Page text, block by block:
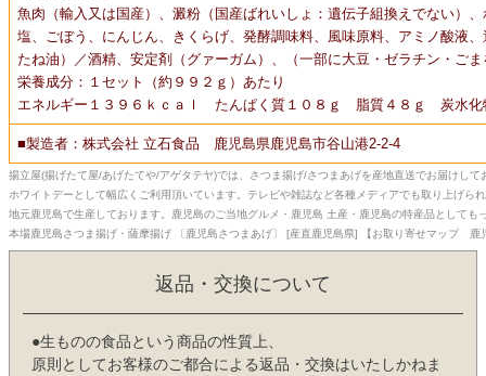
魚肉（輸入又は国産）、澱粉（国産ばれいしょ：遺伝子組換えでない）
塩、ごぼう、にんじん、きくらげ、発酵調味料、風味原料、アミノ酸液
たね油）／酒精、安定剤（グァーガム）、（一部に大豆・ゼラチン・ご
栄養成分：１セット（約９９２ｇ）あたり
エネルギー１３９６ｋｃａｌ たんぱく質１０８ｇ 脂質４８ｇ 炭水
■製造者：株式会社 立石食品 鹿児島県鹿児島市谷山港2-2-4
揚立屋(揚げたて屋/あげたてや/アゲタテヤ)では、さつま揚げ/さつまあげを産地直送でお届けし
ホワイトデーとして幅広くご利用頂いています。テレビや雑誌など各種メディアでも取り上げら
地元鹿児島で生産しております。鹿児島のご当地グルメ・鹿児島 土産・鹿児島の特産品として
本場鹿児島さつま揚げ・薩摩揚げ 〔鹿児島さつまあげ〕 [産直鹿児島県] 【お取り寄せマップ 鹿
返品・交換について
●生ものの食品という商品の性質上、
原則としてお客様のご都合による返品・交換はいたしかねま